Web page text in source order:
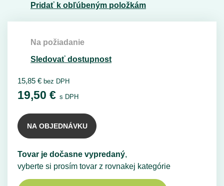
Pridať k obľúbeným položkám
Na požiadanie
Sledovať dostupnost
15,85 € bez DPH
19,50 € s DPH
NA OBJEDNÁVKU
Tovar je dočasne vypredaný,
vyberte si prosím tovar z rovnakej kategórie